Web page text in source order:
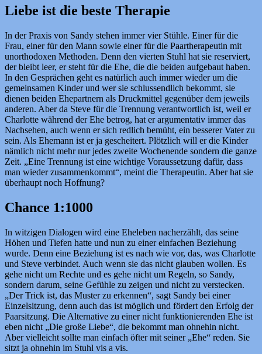
Liebe ist die beste Therapie
In der Praxis von Sandy stehen immer vier Stühle. Einer für die
Frau, einer für den Mann sowie einer für die Paartherapeutin mit
unorthodoxen Methoden. Denn den vierten Stuhl hat sie reserviert,
der bleibt leer, er steht für die Ehe, die die beiden aufgebaut haben.
In den Gesprächen geht es natürlich auch immer wieder um die
gemeinsamen Kinder und wer sie schlussendlich bekommt, sie
dienen beiden Ehepartnern als Druckmittel gegenüber dem jeweils
anderen. Aber da Steve für die Trennung verantwortlich ist, weil er
Charlotte während der Ehe betrog, hat er argumentativ immer das
Nachsehen, auch wenn er sich redlich bemüht, ein besserer Vater zu
sein. Als Ehemann ist er ja gescheitert. Plötzlich will er die Kinder
nämlich nicht mehr nur jedes zweite Wochenende sondern die ganze
Zeit. „Eine Trennung ist eine wichtige Voraussetzung dafür, dass
man wieder zusammenkommt“, meint die Therapeutin. Aber hat sie
überhaupt noch Hoffnung?
Chance 1:1000
In witzigen Dialogen wird eine Eheleben nacherzählt, das seine
Höhen und Tiefen hatte und nun zu einer einfachen Beziehung
wurde. Denn eine Beziehung ist es nach wie vor, das, was Charlotte
und Steve verbindet. Auch wenn sie das nicht glauben wollen. Es
gehe nicht um Rechte und es gehe nicht um Regeln, so Sandy,
sondern darum, seine Gefühle zu zeigen und nicht zu verstecken.
„Der Trick ist, das Muster zu erkennen“, sagt Sandy bei einer
Einzelsitzung, denn auch das ist möglich und fördert den Erfolg der
Paarsitzung. Die Alternative zu einer nicht funktionierenden Ehe ist
eben nicht „Die große Liebe“, die bekommt man ohnehin nicht.
Aber vielleicht sollte man einfach öfter mit seiner „Ehe“ reden. Sie
sitzt ja ohnehin im Stuhl vis a vis.